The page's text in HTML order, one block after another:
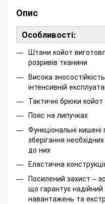
Опис
Особливості:
Штани койот
розривів тканини
Висока
інтенсивній
Тактичні брюки
Пояс на липучках
Функціональні
зберігання
до них
Еластична
Посилений захист –
що гарантує
навантажень та